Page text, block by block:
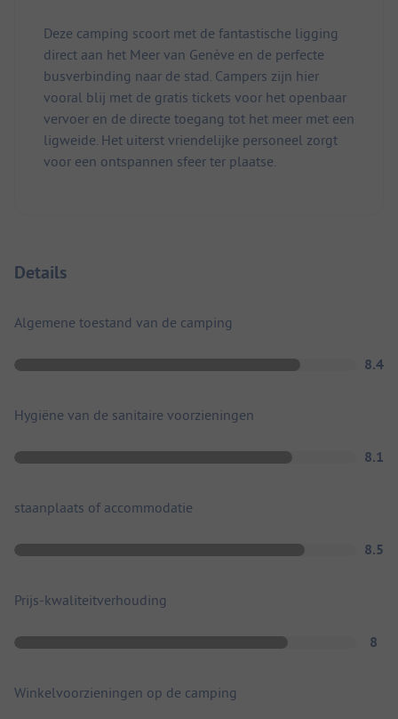
Deze camping scoort met de fantastische ligging
direct aan het Meer van Genève en de perfecte
busverbinding naar de stad. Campers zijn hier
vooral blij met de gratis tickets voor het openbaar
vervoer en de directe toegang tot het meer met een
ligweide. Het uiterst vriendelijke personeel zorgt
voor een ontspannen sfeer ter plaatse.
Details
Algemene toestand van de camping
8.4
Hygiëne van de sanitaire voorzieningen
8.1
staanplaats of accommodatie
8.5
Prijs-kwaliteitverhouding
8
Winkelvoorzieningen op de camping